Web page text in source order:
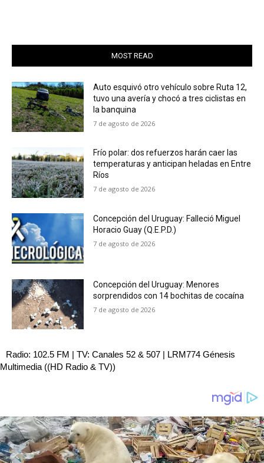
MOST READ
Auto esquivó otro vehículo sobre Ruta 12,
tuvo una avería y chocó a tres ciclistas en
la banquina
7 de agosto de 2026
Frío polar: dos refuerzos harán caer las
temperaturas y anticipan heladas en Entre
Ríos
7 de agosto de 2026
Concepción del Uruguay: Falleció Miguel
Horacio Guay (Q.E.P.D.)
7 de agosto de 2026
Concepción del Uruguay: Menores
sorprendidos con 14 bochitas de cocaína
7 de agosto de 2026
Radio: 102.5 FM | TV: Canales 52 & 507 | LRM774 Génesis
Multimedia ((HD Radio & TV))